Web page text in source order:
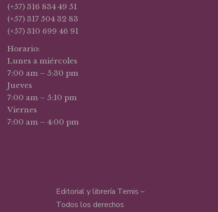
(+57) 316 834 49 51
(+57) 317 504 32 83
(+57) 310 699 46 91
Horario:
Lunes a miércoles
7:00 am – 5:30 pm
Jueves
7:00 am – 5:10 pm
Viernes
7:00 am – 4:00 pm
Editorial y librería Temis –
Todos los derechos